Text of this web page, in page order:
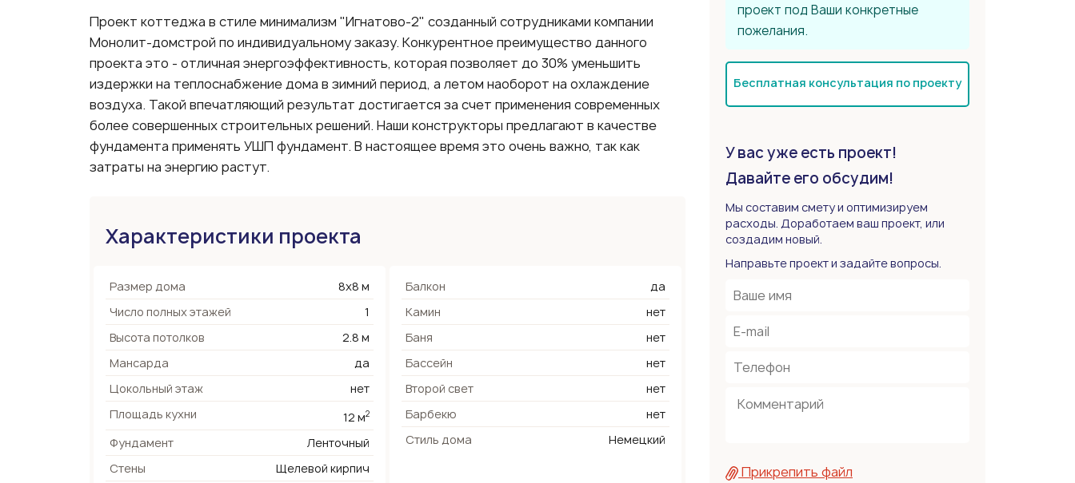
Проект коттеджа в стиле минимализм "Игнатово-2" созданный сотрудниками компании
Монолит-домстрой по индивидуальному заказу. Конкурентное преимущество данного
проекта это - отличная энергоэффективность, которая позволяет до 30% уменьшить
издержки на теплоснабжение дома в зимний период, а летом наоборот на охлаждение
воздуха. Такой впечатляющий результат достигается за счет применения современных
более совершенных строительных решений. Наши конструкторы предлагают в качестве
фундамента применять УШП фундамент. В настоящее время это очень важно, так как
затраты на энергию растут.
Характеристики проекта
Размер дома
8х8 м
Число полных этажей
1
Высота потолков
2.8 м
Мансарда
да
Цокольный этаж
нет
Площадь кухни
12 м2
Фундамент
Ленточный
Стены
Щелевой кирпич
Балкон
да
Камин
нет
Баня
нет
Бассейн
нет
Второй свет
нет
Барбекю
нет
Стиль дома
Немецкий
проект под Ваши конкретные
пожелания.
Бесплатная консультация по проекту
У вас уже есть проект!
Давайте его обсудим!
Мы составим смету и оптимизируем
расходы. Доработаем ваш проект, или
создадим новый.
Направьте проект и задайте вопросы.
Прикрепить файл